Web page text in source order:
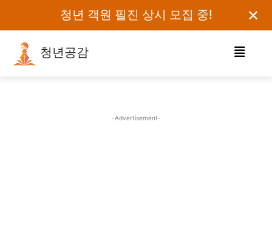
청년 객원 필진 상시 모집 중! ✕
청년공감
-Advertisement-